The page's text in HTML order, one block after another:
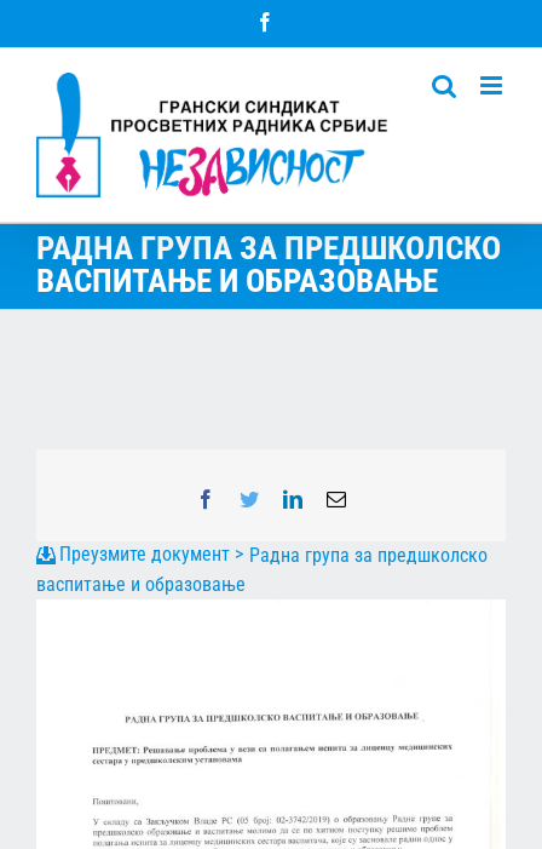
to
РАДНА ГРУПА ЗА ПРЕДШКОЛСКО
ВАСПИТАЊЕ И ОБРАЗОВАЊЕ
Facebook
TwitterLinkedInEmail
Радна група за предшколско
васпитање и образовање